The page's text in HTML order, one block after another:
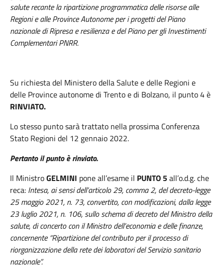
salute recante la ripartizione programmatica delle risorse alle
Regioni e alle Province Autonome per i progetti del Piano
nazionale di Ripresa e resilienza e del Piano per gli Investimenti
Complementari PNRR.
Su richiesta del Ministero della Salute e delle Regioni e
delle Province autonome di Trento e di Bolzano, il punto 4 è
RINVIATO.
Lo stesso punto sarà trattato nella prossima Conferenza
Stato Regioni del 12 gennaio 2022.
Pertanto il punto è rinviato.
Il MinistroGELMINI pone all’esame il PUNTO 5all’o.d.g. che
reca: Intesa, ai sensi dell’articolo 29, comma 2, del decreto-legge
25 maggio 2021, n. 73, convertito, con modificazioni, dalla legge
23 luglio 2021, n. 106, sullo schema di decreto del Ministro della
salute, di concerto con il Ministro dell’economia e delle finanze,
concernente “Ripartizione del contributo per il processo di
riorganizzazione della rete dei laboratori del Servizio sanitario
nazionale”.